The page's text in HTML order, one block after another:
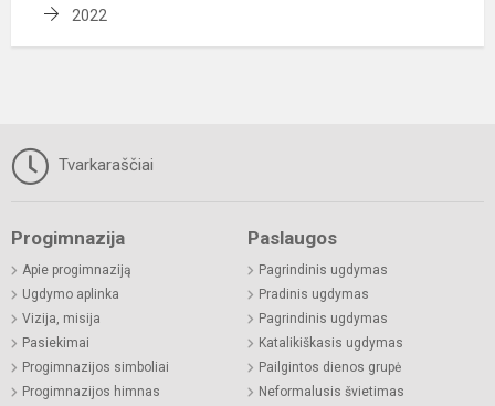
2022
Tvarkaraščiai
Progimnazija
Apie progimnaziją
Ugdymo aplinka
Vizija, misija
Pasiekimai
Progimnazijos simboliai
Progimnazijos himnas
Paslaugos
Pagrindinis ugdymas
Pradinis ugdymas
Pagrindinis ugdymas
Katalikiškasis ugdymas
Pailgintos dienos grupė
Neformalusis švietimas